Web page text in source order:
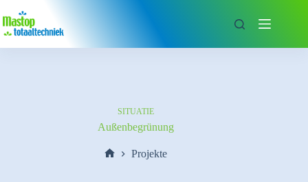
Inhalt
springen
SITUATIE
Außenbegrünung
Projekte